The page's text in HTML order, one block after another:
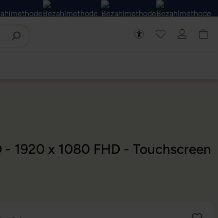
1920 x 1080 FHD - Touchscreen